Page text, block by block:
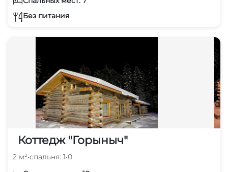
Без питания
Коттедж "Горыныч"
2 м²•спальня: 1•0